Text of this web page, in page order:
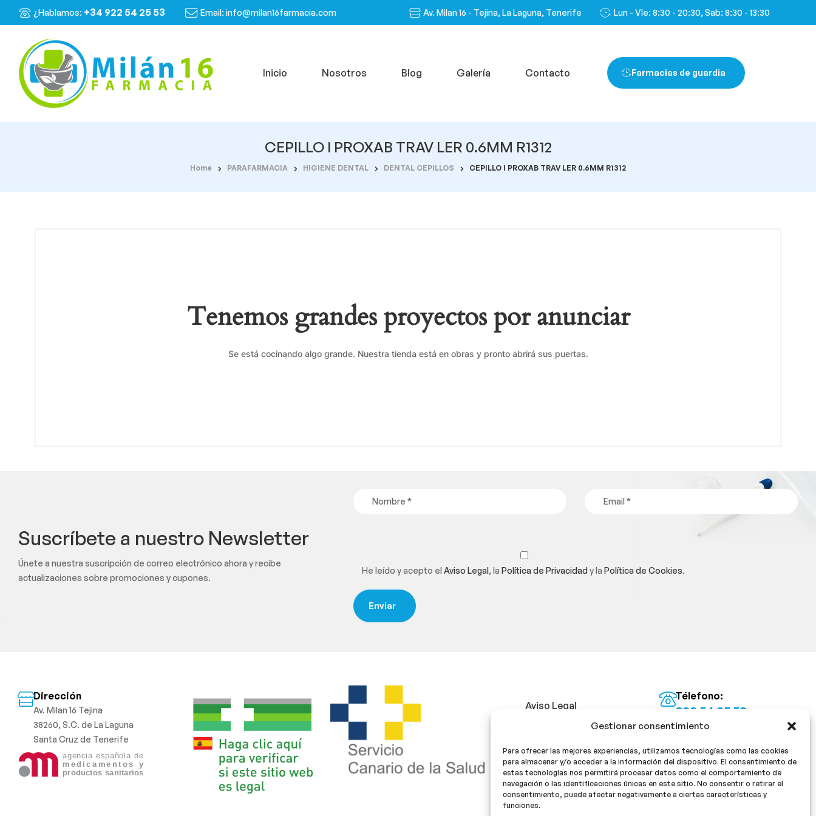
Gestionar consentimiento
Para ofrecer las mejores experiencias, utilizamos tecnologías como las cookies
para almacenar y/o acceder a la información del dispositivo. El consentimiento de
estas tecnologías nos permitirá procesar datos como el comportamiento de
navegación o las identificaciones únicas en este sitio. No consentir o retirar el
consentimiento, puede afectar negativamente a ciertas características y
funciones.
¿Hablamos: +34 922 54 25 53 Email: info@milan16farmacia.com Av. Milan 16 - Tejina, La Laguna, Tenerife Lun - VIe: 8:30 - 20:30, Sab: 8:30 - 13:30
Inicio Nosotros Blog Galería Contacto Farmacias de guardia
CEPILLO I PROXAB TRAV LER 0.6MM R1312
Home PARAFARMACIA HIGIENE DENTAL DENTAL CEPILLOS CEPILLO I PROXAB TRAV LER 0.6MM R1312
Tenemos grandes proyectos por anunciar
Se está cocinando algo grande. Nuestra tienda está en obras y pronto abrirá sus puertas.
Suscríbete a nuestro Newsletter
Únete a nuestra suscripción de correo electrónico ahora y recibe
actualizaciones sobre promociones y cupones.
He leído y acepto elAviso Legal, laPolítica de Privacidady laPolítica de Cookies.
Dirección
Av. Milan 16 Tejina
38260, S.C. de La Laguna
Santa Cruz de Tenerife
Aviso Legal
Política de Privacidad
Política de cookies
Télefono:
922 54 25 53
Email:
¡Síguenos!